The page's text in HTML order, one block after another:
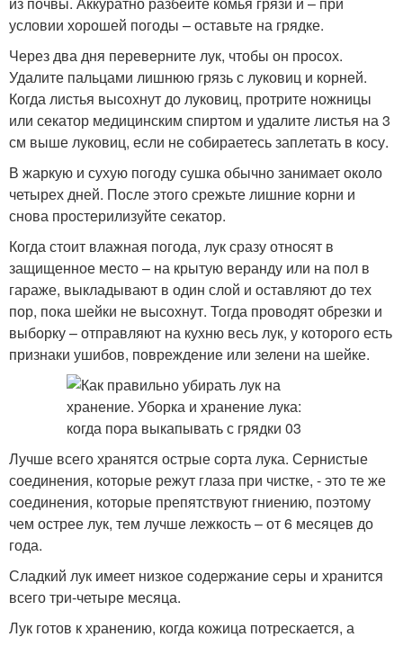
условии хорошей погоды – оставьте на грядке.
Через два дня переверните лук, чтобы он просох.
Удалите пальцами лишнюю грязь с луковиц и корней.
Когда листья высохнут до луковиц, протрите ножницы
или секатор медицинским спиртом и удалите листья на 3
см выше луковиц, если не собираетесь заплетать в косу.
В жаркую и сухую погоду сушка обычно занимает около
четырех дней. После этого срежьте лишние корни и
снова простерилизуйте секатор.
Когда стоит влажная погода, лук сразу относят в
защищенное место – на крытую веранду или на пол в
гараже, выкладывают в один слой и оставляют до тех
пор, пока шейки не высохнут. Тогда проводят обрезки и
выборку – отправляют на кухню весь лук, у которого есть
признаки ушибов, повреждение или зелени на шейке.
Лучше всего хранятся острые сорта лука. Сернистые
соединения, которые режут глаза при чистке, - это те же
соединения, которые препятствуют гниению, поэтому
чем острее лук, тем лучше лежкость – от 6 месяцев до
года.
Сладкий лук имеет низкое содержание серы и хранится
всего три-четыре месяца.
Лук готов к хранению, когда кожица потрескается, а